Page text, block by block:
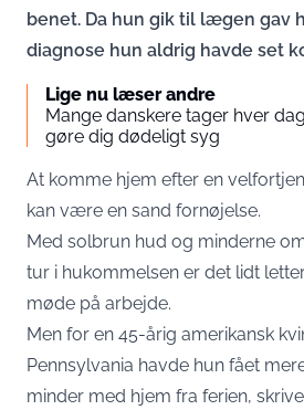
benet. Da hun gik til lægen gav
diagnose hun aldrig havde set
Lige nu læser andre
Mange danskere tager hver
gøre dig dødeligt syg
At komme hjem efter en
kan være en sand fornøjelse.
Med solbrun hud og minderne
tur i hukommelsen er det lidt
møde på arbejde.
Men for en 45-årig amerikansk
Pennsylvania havde hun fået
minder med hjem fra ferien,